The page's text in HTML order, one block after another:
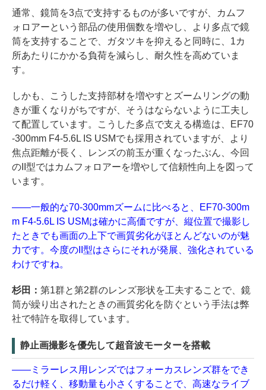
通常、鏡筒を3点で支持するものが多いですが、カムフ
ォロアーという部品の使用個数を増やし、より多点で鏡
筒を支持することで、ガタツキを抑えると同時に、1カ
所あたりにかかる負荷を減らし、耐久性を高めていま
す。
しかも、こうした支持部材を増やすとズームリングの動
きが重くなりがちですが、そうはならないように工夫し
て配置しています。こうした多点で支える構造は、EF70
-300mm F4-5.6L IS USMでも採用されていますが、より
焦点距離が長く、レンズの前玉が重くなったぶん、今回
のII型ではカムフォロアーを増やして信頼性向上を図って
います。
――一般的な70-300mmズームに比べると、EF70-300m
m F4-5.6L IS USMは確かに高価ですが、縦位置で撮影し
たときでも画面の上下で画質劣化がほとんどないのが魅
力です。今度のII型はさらにそれが発展、強化されている
わけですね。
杉田： 第1群と第2群のレンズ形状を工夫することで、鏡
筒が繰り出されたときの画質劣化を防ぐという手法は弊
社で特許を取得しています。
静止画撮影を優先して超音波モーターを搭載
――ミラーレス用レンズではフォーカスレンズ群をでき
るだけ軽く、移動量も小さくすることで、高速なライブ